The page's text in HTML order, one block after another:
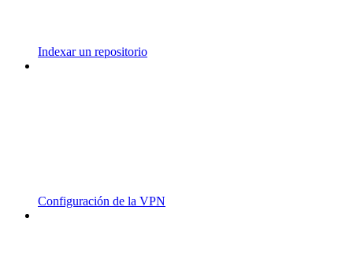
Indexar un repositorio
Configuración de la VPN